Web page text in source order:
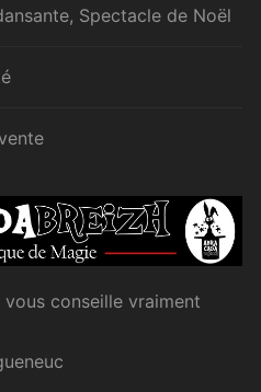
Spectacle de Noël
conseille vraiment